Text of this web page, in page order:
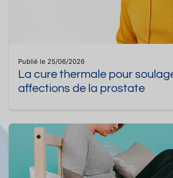
Publié le 25/06/2026
La cure thermale pour
affections de la prostate